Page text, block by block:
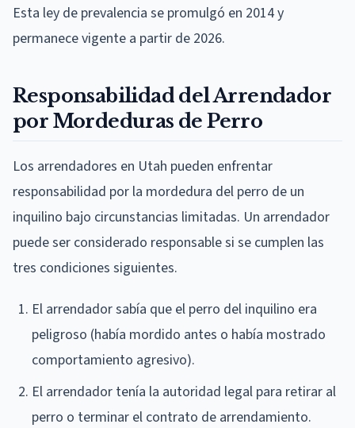
Esta ley de prevalencia se promulgó en 2014 y
permanece vigente a partir de 2026.
Responsabilidad del Arrendador
por Mordeduras de Perro
Los arrendadores en Utah pueden enfrentar
responsabilidad por la mordedura del perro de un
inquilino bajo circunstancias limitadas. Un arrendador
puede ser considerado responsable si se cumplen las
tres condiciones siguientes.
El arrendador sabía que el perro del inquilino era
peligroso (había mordido antes o había mostrado
comportamiento agresivo).
El arrendador tenía la autoridad legal para retirar al
perro o terminar el contrato de arrendamiento.